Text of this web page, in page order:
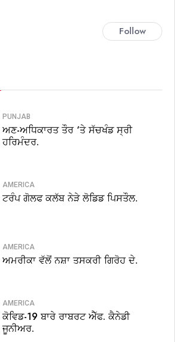
Follow
PUNJAB
ਅਣ-ਅਧਿਕਾਰਤ ਤੌਰ ‘ਤੇ ਸੱਚਖੰਡ ਸ੍ਰੀ
ਹਰਿਮੰਦਰ.
AMERICA
ਟਰੰਪ ਗੋਲਫ ਕਲੱਬ ਨੇੜੇ ਲੋਡਿਡ ਪਿਸਤੌਲ.
AMERICA
ਅਮਰੀਕਾ ਵੱਲੋਂ ਨਸ਼ਾ ਤਸਕਰੀ ਗਿਰੋਹ ਦੇ.
AMERICA
ਕੋਵਿਡ-19 ਬਾਰੇ ਰਾਬਰਟ ਐੱਫ. ਕੈਨੇਡੀ
ਜੂਨੀਅਰ.